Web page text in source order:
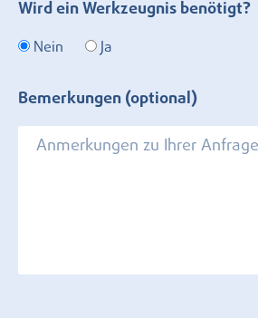
Wird ein Werkzeugnis benötigt?
Nein Ja
Bemerkungen (optional)